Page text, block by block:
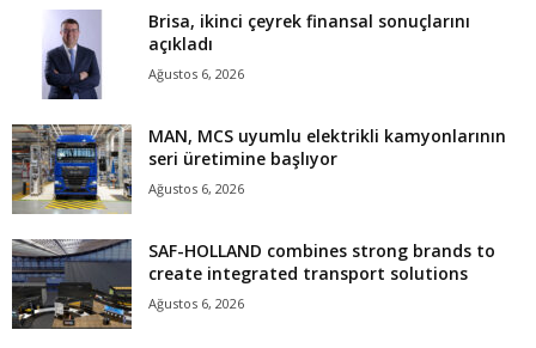
Brisa, ikinci çeyrek finansal sonuçlarını
açıkladı
Ağustos 6, 2026
MAN, MCS uyumlu elektrikli kamyonlarının
seri üretimine başlıyor
Ağustos 6, 2026
SAF-HOLLAND combines strong brands to
create integrated transport solutions
Ağustos 6, 2026